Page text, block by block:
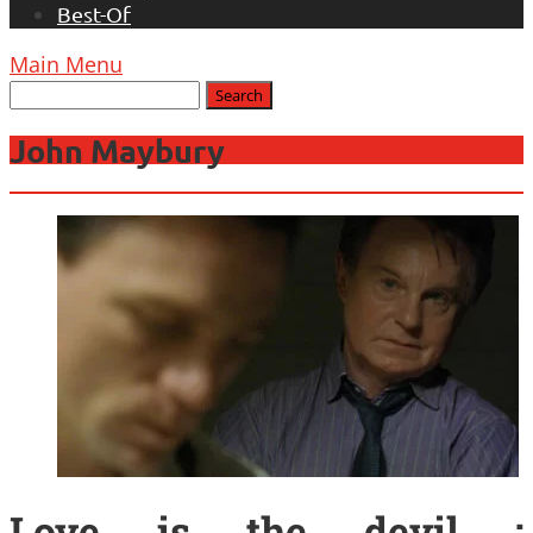
Best-Of
Main Menu
John Maybury